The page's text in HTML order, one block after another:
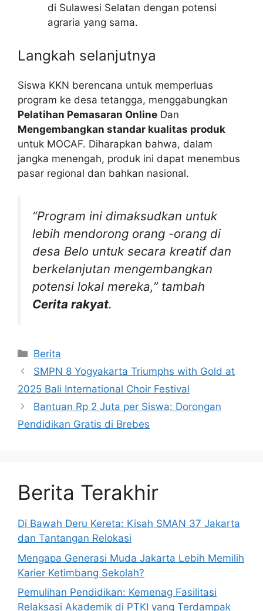
di Sulawesi Selatan dengan potensi
agraria yang sama.
Langkah selanjutnya
Siswa KKN berencana untuk memperluas
program ke desa tetangga, menggabungkan
Pelatihan Pemasaran Online Dan
Mengembangkan standar kualitas produk
untuk MOCAF. Diharapkan bahwa, dalam
jangka menengah, produk ini dapat menembus
pasar regional dan bahkan nasional.
“Program ini dimaksudkan untuk
lebih mendorong orang -orang di
desa Belo untuk secara kreatif dan
berkelanjutan mengembangkan
potensi lokal mereka,” tambah
Cerita rakyat.
Kategori
Berita
SMPN 8 Yogyakarta Triumphs with Gold at
2025 Bali International Choir Festival
Bantuan Rp 2 Juta per Siswa: Dorongan
Pendidikan Gratis di Brebes
Berita Terakhir
Di Bawah Deru Kereta: Kisah SMAN 37 Jakarta
dan Tantangan Relokasi
Mengapa Generasi Muda Jakarta Lebih Memilih
Karier Ketimbang Sekolah?
Pemulihan Pendidikan: Kemenag Fasilitasi
Relaksasi Akademik di PTKI yang Terdampak